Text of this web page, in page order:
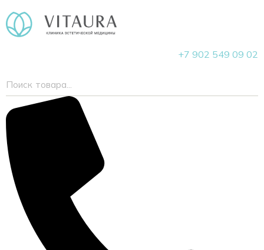
+7 902 549 09 02